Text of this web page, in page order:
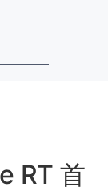
RT 首